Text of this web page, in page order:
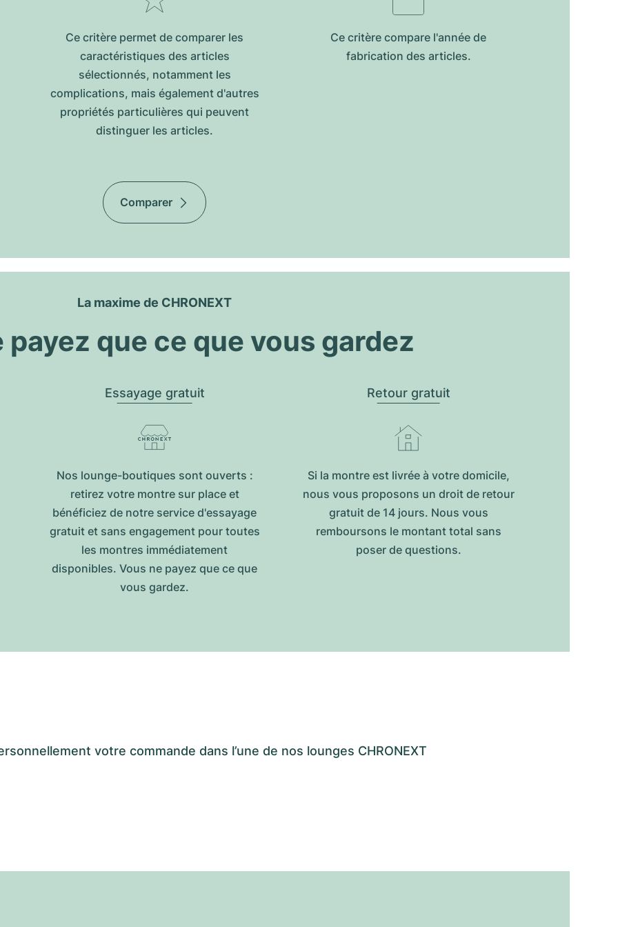
Ce critère permet de comparer les
caractéristiques des articles
sélectionnés, notamment les
complications, mais également d'autres
propriétés particulières qui peuvent
distinguer les articles.
Ce critère compare l'année de
fabrication des articles.
Comparer
La maxime de CHRONEXT
payez que ce que vous gardez
Essayage gratuit
Nos lounge-boutiques sont ouverts :
retirez votre montre sur place et
bénéficiez de notre service d'essayage
gratuit et sans engagement pour toutes
les montres immédiatement
disponibles. Vous ne payez que ce que
vous gardez.
Retour gratuit
Si la montre est livrée à votre domicile,
nous vous proposons un droit de retour
gratuit de 14 jours. Nous vous
remboursons le montant total sans
poser de questions.
votre commande dans l’une de nos lounges CHRONEXT